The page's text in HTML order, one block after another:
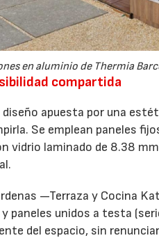
en aluminio de Thermia
compartida
diseño apuesta por una
Se emplean paneles
vidrio laminado de 8.38
—Terraza y Cocina
paneles unidos a testa
del espacio, sin